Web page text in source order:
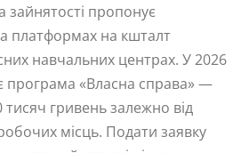
зайнятості пропонує
платформах на кшталт
навчальних центрах. У 2026
програма «Власна справа» —
тисяч гривень залежно від
місць. Подати заявку